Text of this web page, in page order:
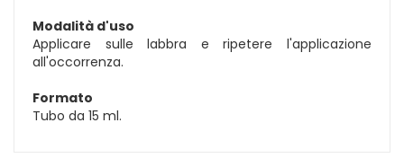
Modalità d'uso
Applicare sulle labbra e ripetere l'applicazione
all'occorrenza.
Formato
Tubo da 15 ml.